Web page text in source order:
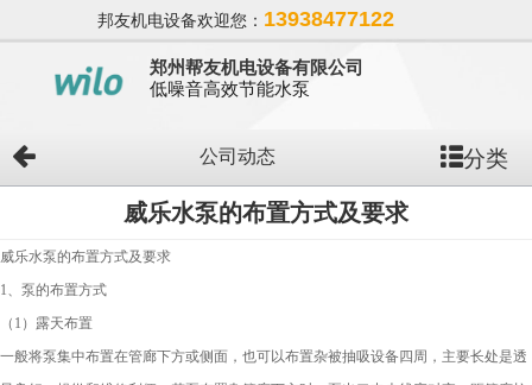
邦友机电设备欢迎您： 13938477122
郑州帮友机电设备有限公司
低噪音高效节能水泵
公司动态 分类
威乐水泵的布置方式及要求
威乐水泵的布置方式及要求
1、泵的布置方式
（1）露天布置
一般将泵集中布置在管廊下方或侧面，也可以布置杂被抽吸设备四周，主要长处是透